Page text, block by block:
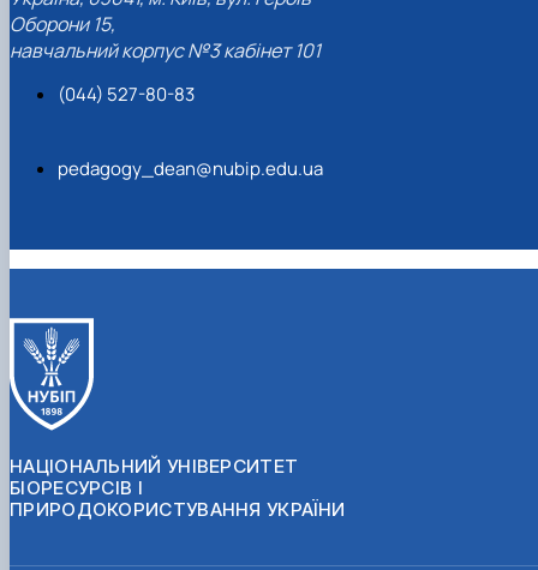
Оборони 15,
навчальний корпус №3 кабінет 101
(044) 527-80-83
pedagogy_dean@nubip.edu.ua
НАЦІОНАЛЬНИЙ УНІВЕРСИТЕТ
БІОРЕСУРСІВ І
ПРИРОДОКОРИСТУВАННЯ УКРАЇНИ